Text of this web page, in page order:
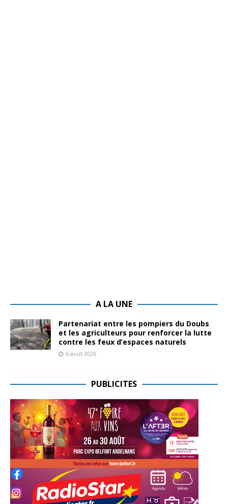
A LA UNE
Partenariat entre les pompiers du Doubs
et les agriculteurs pour renforcer la lutte
contre les feux d’espaces naturels
6 août 2026
PUBLICITES